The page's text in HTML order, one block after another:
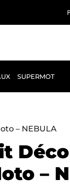
SUPERMOT
– NEBULA
–